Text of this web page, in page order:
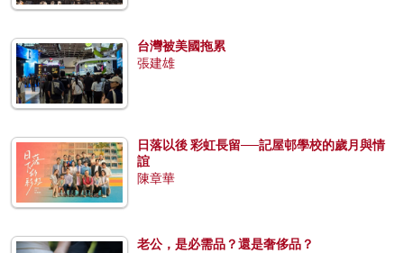
台灣被美國拖累
張建雄
日落以後 彩虹長留──記屋邨學校的歲月與情
誼
陳章華
老公，是必需品？還是奢侈品？